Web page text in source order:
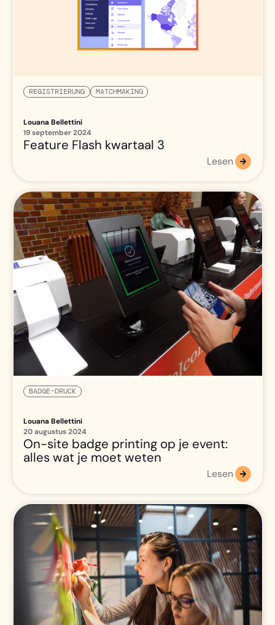
REGISTRIERUNG MATCHMAKING
Louana Bellettini
19 september 2024
Feature Flash kwartaal 3
Lesen
BADGE-DRUCK
Louana Bellettini
20 augustus 2024
On-site badge printing op je event:
alles wat je moet weten
Lesen